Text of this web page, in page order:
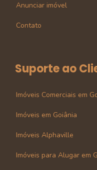
Anunciar imóvel
Contato
Suporte ao
Imóveis Comerciais em
Imóveis em Goiânia
Imóveis Alphaville
Imóveis para Alugar em